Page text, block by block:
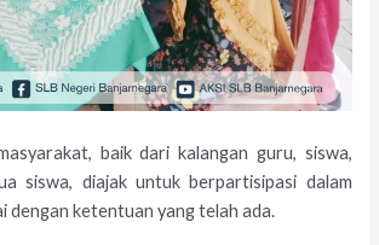
baik dari kalangan guru, siswa,
siswa, diajak untuk berpartisipasi dalam
dengan ketentuan yang telah ada.